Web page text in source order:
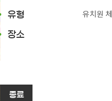
유형 유치원
장소
종료